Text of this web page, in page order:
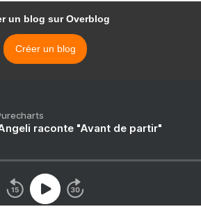
un blog sur Overblog
Créer un blog
raconte "Avant de partir"